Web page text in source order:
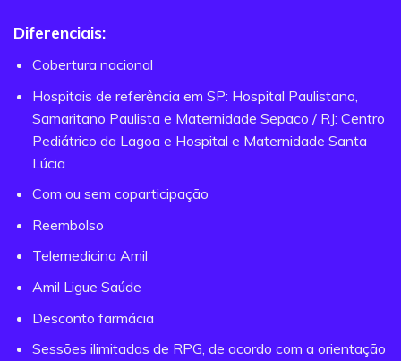
Diferenciais:
Cobertura nacional
Hospitais de referência em SP: Hospital Paulistano,
Samaritano Paulista e Maternidade Sepaco / RJ: Centro
Pediátrico da Lagoa e Hospital e Maternidade Santa
Lúcia
Com ou sem coparticipação
Reembolso
Telemedicina Amil
Amil Ligue Saúde
Desconto farmácia
Sessões ilimitadas de RPG, de acordo com a orientação